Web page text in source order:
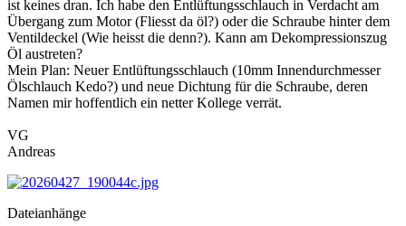
ist keines dran. Ich habe den Entlüftungsschlauch in Verdacht am
Übergang zum Motor (Fliesst da öl?) oder die Schraube hinter dem
Ventildeckel (Wie heisst die denn?). Kann am Dekompressionszug
Öl austreten?
Mein Plan: Neuer Entlüftungsschlauch (10mm Innendurchmesser
Ölschlauch Kedo?) und neue Dichtung für die Schraube, deren
Namen mir hoffentlich ein netter Kollege verrät.
VG
Andreas
Dateianhänge